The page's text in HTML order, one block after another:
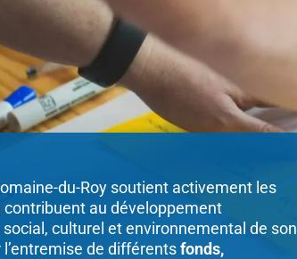
du-Roy soutient activement les
contribuent au développement
culturel et environnemental de son
de différentsfonds,